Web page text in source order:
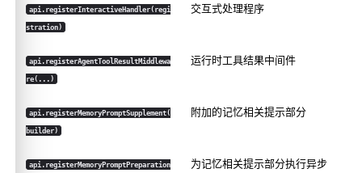
api.registerInteractiveHandler(regi
stration)
交互式处理程序
api.registerAgentToolResultMiddlewa
re(...)
运行时工具结果中间件
api.registerMemoryPromptSupplement(
builder)
附加的记忆相关提示部分
api.registerMemoryPromptPreparation
为记忆相关提示部分执行异步